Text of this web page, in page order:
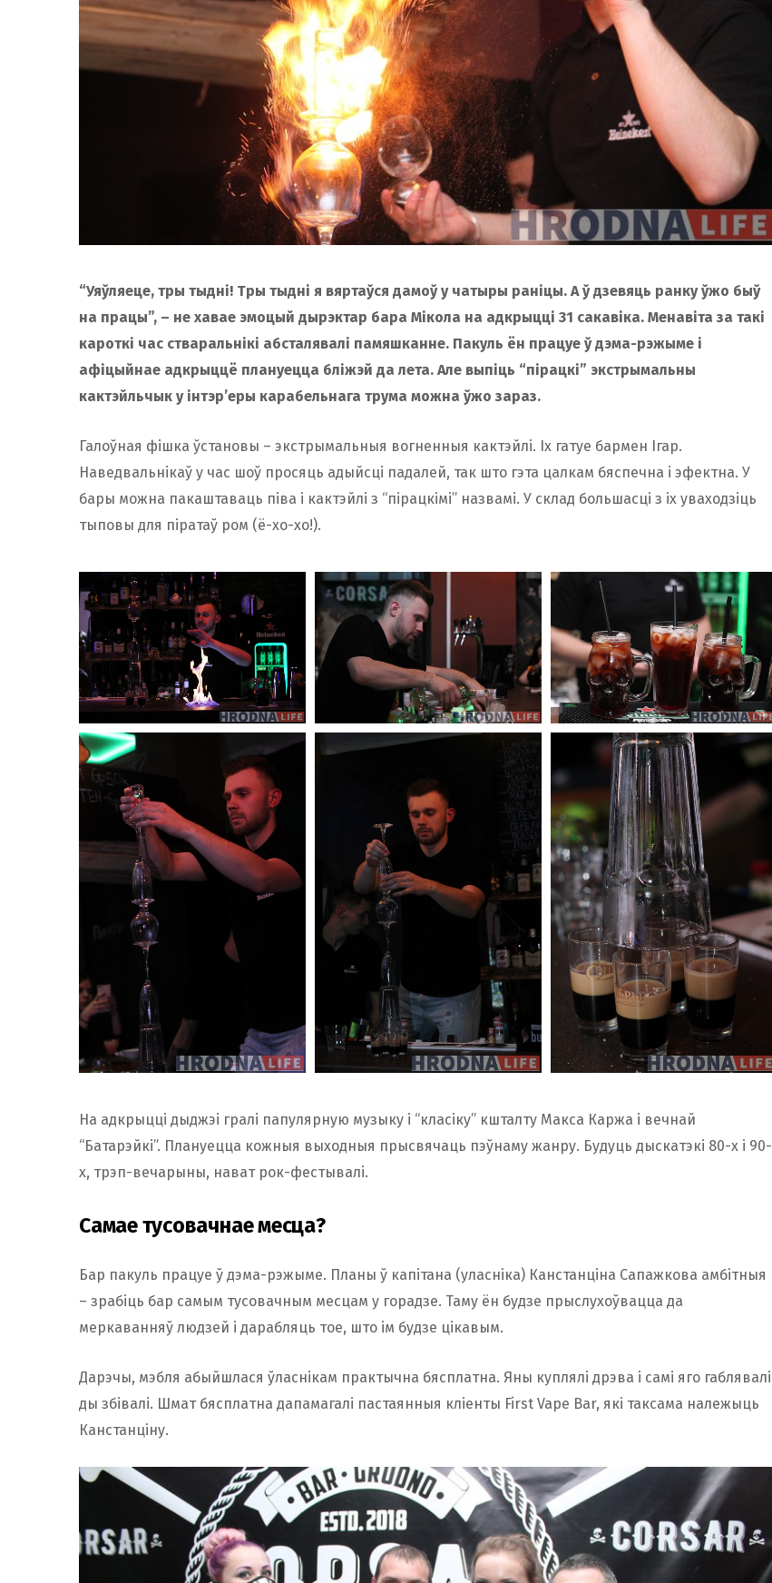
“Уяўляеце, тры тыдні! Тры тыдні я вяртаўся дамоў у чатыры раніцы. А ў дзевяць ранку ўжо быў
на працы”, – не хавае эмоцый дырэктар бара Мікола на адкрыцці 31 сакавіка. Менавіта за такі
кароткі час стваральнікі абсталявалі памяшканне. Пакуль ён працуе ў дэма-рэжыме і
афіцыйнае адкрыццё плануецца бліжэй да лета. Але выпіць “пірацкі” экстрымальны
кактэйльчык у інтэр’еры карабельнага трума можна ўжо зараз.
Галоўная фішка ўстановы – экстрымальныя вогненныя кактэйлі. Іх гатуе бармен Ігар.
Наведвальнікаў у час шоў просяць адыйсці падалей, так што гэта цалкам бяспечна і эфектна. У
бары можна пакаштаваць піва і кактэйлі з “пірацкімі” назвамі. У склад большасці з іх уваходзіць
тыповы для піратаў ром (ё-хо-хо!).
На адкрыцці дыджэі гралі папулярную музыку і “класіку” кшталту Макса Каржа і вечнай
“Батарэйкі”. Плануецца кожныя выходныя прысвячаць пэўнаму жанру. Будуць дыскатэкі 80-х і 90-
х, трэп-вечарыны, нават рок-фестывалі.
Самае тусовачнае месца?
Бар пакуль працуе ў дэма-рэжыме. Планы ў капітана (уласніка) Канстанціна Сапажкова амбітныя
– зрабіць бар самым тусовачным месцам у горадзе. Таму ён будзе прыслухоўвацца да
меркаванняў людзей і дарабляць тое, што ім будзе цікавым.
Дарэчы, мэбля абыйшлася ўласнікам практычна бясплатна. Яны куплялі дрэва і самі яго габлявалі
ды збівалі. Шмат бясплатна дапамагалі пастаянныя кліенты First Vape Bar, які таксама належыць
Канстанціну.